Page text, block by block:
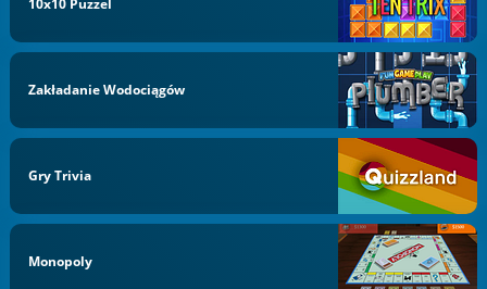
10x10 Puzzel
Zakładanie Wodociągów
Gry Trivia
Monopoly